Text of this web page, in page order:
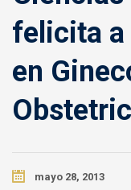
felicita a
en
mayo 28, 2013